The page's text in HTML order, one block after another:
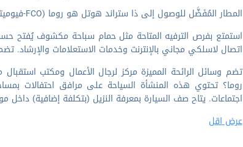
المطار المُفَضَّل للوصول إلى ذا ستراند هوتل هو روما (FCO-فيوميتشينو - مطار ليوناردو دا فينشي الدولي).
استمتع بفرص الترفيه المتاحة مثل حمام سباحة مكشوف يُفتح
اتصال لاسلكي مجاني بالإنترنت وخدمات الاستعلامات والإرشاد.
اجتماعات. يتاح صف السيارة بمعرفة النزيل (بتكلفة إضافية) داخل
عرض اقل